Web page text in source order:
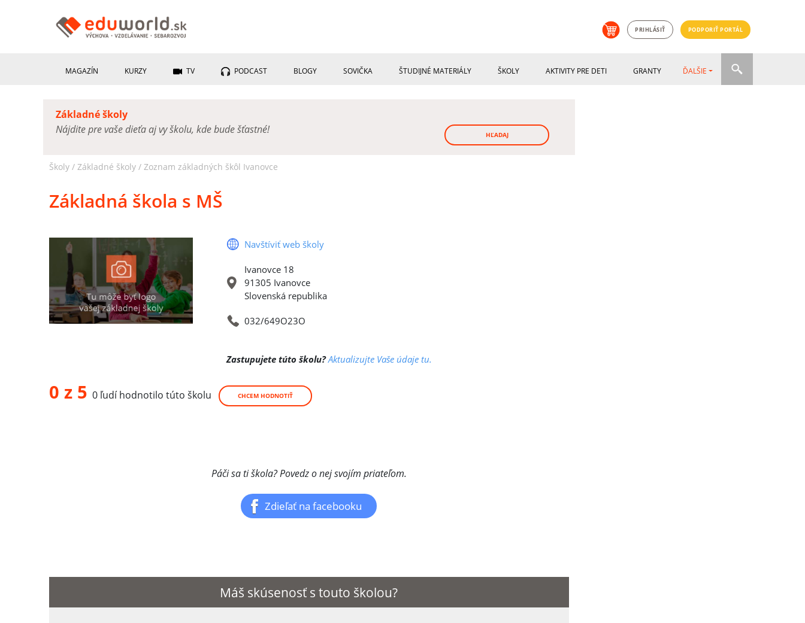
PRIHLÁSIŤ PODPORIŤ PORTÁL
MAGAZÍN KURZY TV PODCAST BLOGY SOVIČKA ŠTUDIJNÉ MATERIÁLY ŠKOLY AKTIVITY PRE DETI GRANTY ĎALŠIE
Základné školy
Nájdite pre vaše dieťa aj vy školu, kde bude šťastné!
HĽADAJ
Školy / Základné školy / Zoznam základných škôl Ivanovce
Základná škola s MŠ
Navštíviť web školy
Ivanovce 18
91305 Ivanovce
Slovenská republika
032/649O23O
Zastupujete túto školu? Aktualizujte Vaše údaje tu.
0 z 5 0 ľudí hodnotilo túto školu CHCEM HODNOTIŤ
Páči sa ti škola? Povedz o nej svojím priateľom.
Zdieľať na facebooku
Máš skúsenosť s touto školou?